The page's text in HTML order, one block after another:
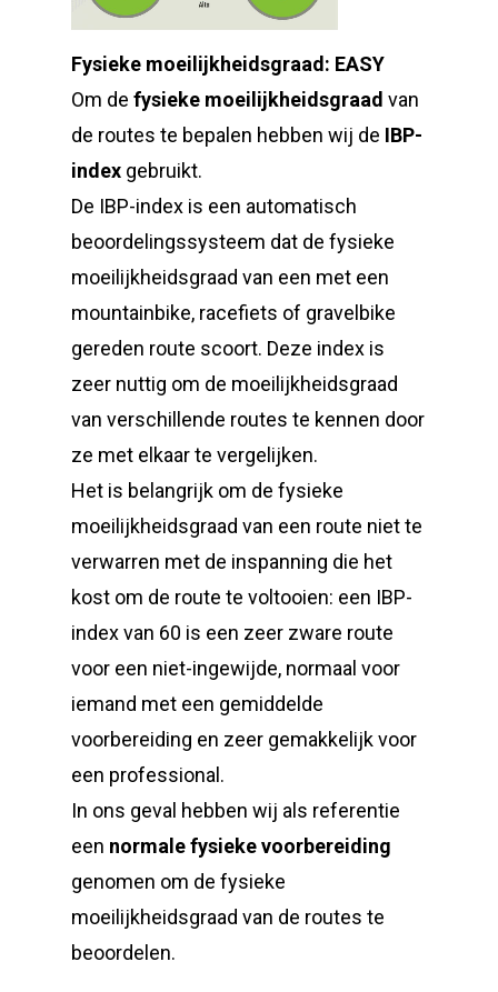
Fysieke moeilijkheidsgraad: EASY
Om de fysieke moeilijkheidsgraad van
de routes te bepalen hebben wij de IBP-
index gebruikt.
De IBP-index is een automatisch
beoordelingssysteem dat de fysieke
moeilijkheidsgraad van een met een
mountainbike, racefiets of gravelbike
gereden route scoort. Deze index is
zeer nuttig om de moeilijkheidsgraad
van verschillende routes te kennen door
ze met elkaar te vergelijken.
Het is belangrijk om de fysieke
moeilijkheidsgraad van een route niet te
verwarren met de inspanning die het
kost om de route te voltooien: een IBP-
index van 60 is een zeer zware route
voor een niet-ingewijde, normaal voor
iemand met een gemiddelde
voorbereiding en zeer gemakkelijk voor
een professional.
In ons geval hebben wij als referentie
een normale fysieke voorbereiding
genomen om de fysieke
moeilijkheidsgraad van de routes te
beoordelen.